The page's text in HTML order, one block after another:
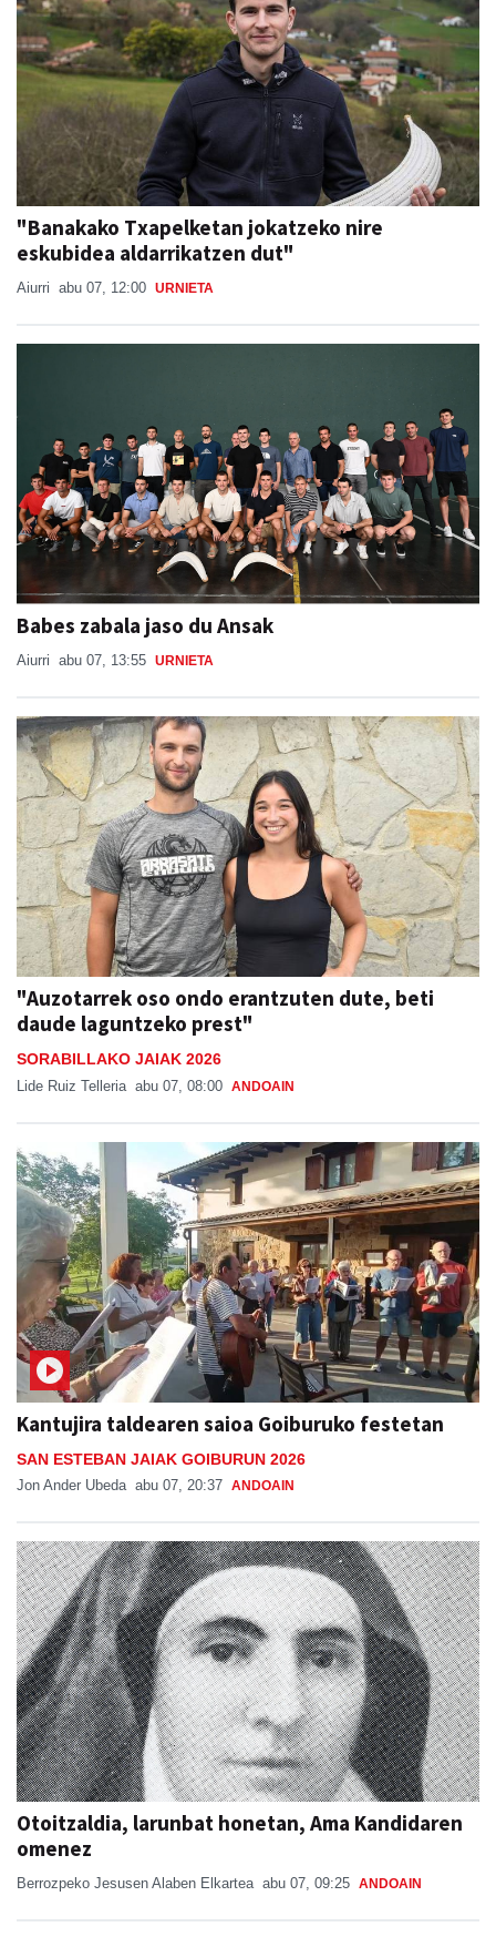
"Banakako Txapelketan jokatzeko nire
eskubidea aldarrikatzen dut"
Aiurri abu 07, 12:00 URNIETA
Babes zabala jaso du Ansak
Aiurri abu 07, 13:55 URNIETA
"Auzotarrek oso ondo erantzuten dute, beti
daude laguntzeko prest"
SORABILLAKO JAIAK 2026
Lide Ruiz Telleria abu 07, 08:00 ANDOAIN
Kantujira taldearen saioa Goiburuko festetan
SAN ESTEBAN JAIAK GOIBURUN 2026
Jon Ander Ubeda abu 07, 20:37 ANDOAIN
Otoitzaldia, larunbat honetan, Ama Kandidaren
omenez
Berrozpeko Jesusen Alaben Elkartea abu 07, 09:25 ANDOAIN